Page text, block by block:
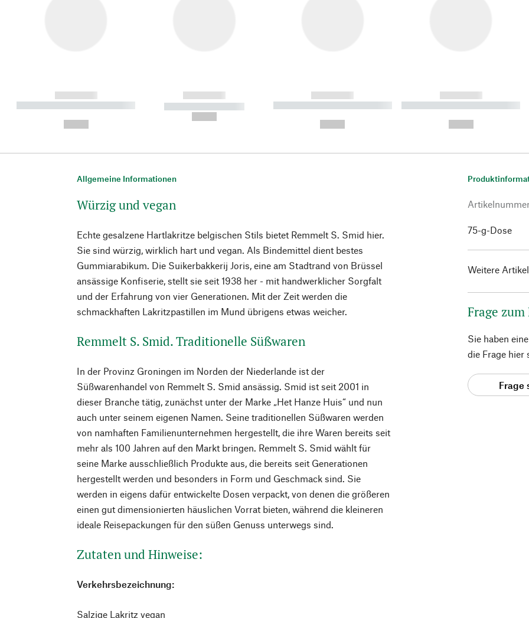
------------
----------- ----------- ----------
------------
----------- -----------
------------
----------- ----------- ----------
------------
----------- ----------- ----------
Allgemeine Informationen
Würzig und vegan
Echte gesalzene Hartlakritze belgischen Stils bietet Remmelt S. Smid hier.
Sie sind würzig, wirklich hart und vegan. Als Bindemittel dient bestes
Gummiarabikum. Die Suikerbakkerij Joris, eine am Stadtrand von Brüssel
ansässige Konfiserie, stellt sie seit 1938 her - mit handwerklicher Sorgfalt
und der Erfahrung von vier Generationen. Mit der Zeit werden die
schmackhaften Lakritzpastillen im Mund übrigens etwas weicher.
Remmelt S. Smid. Traditionelle Süßwaren
In der Provinz Groningen im Norden der Niederlande ist der
Süßwarenhandel von Remmelt S. Smid ansässig. Smid ist seit 2001 in
dieser Branche tätig, zunächst unter der Marke „Het Hanze Huis“ und nun
auch unter seinem eigenen Namen. Seine traditionellen Süßwaren werden
von namhaften Familienunternehmen hergestellt, die ihre Waren bereits seit
mehr als 100 Jahren auf den Markt bringen. Remmelt S. Smid wählt für
seine Marke ausschließlich Produkte aus, die bereits seit Generationen
hergestellt werden und besonders in Form und Geschmack sind. Sie
werden in eigens dafür entwickelte Dosen verpackt, von denen die größeren
einen gut dimensionierten häuslichen Vorrat bieten, während die kleineren
ideale Reisepackungen für den süßen Genuss unterwegs sind.
Zutaten und Hinweise:
Verkehrsbezeichnung:
Salzige Lakritz vegan
75-g-Dose
Weitere
Frage
Sie haben
die Frage hier
Frage